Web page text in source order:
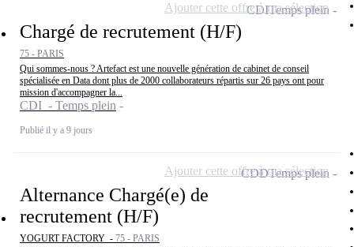
Chargé de recrutement (H/F)
75 - PARIS
Qui sommes-nous ? Artefact est une nouvelle génération de cabinet de conseil
spécialisée en Data dont plus de 2000 collaborateurs répartis sur 26 pays ont pour
mission d'accompagner la...
CDI - Temps plein
Publié il y a 9 jours
CDITemps plein
Ajouter cette offre à ma sélection
Alternance Chargé(e) de
recrutement (H/F)
YOGURT FACTORY - 75 - PARIS
CDDTemps plein
Ajouter cette offre à ma sélection